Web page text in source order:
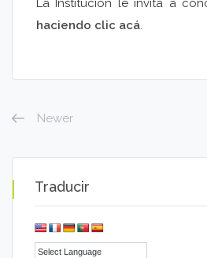
La Institución le invita a
haciendo clic acá.
Newer
Traducir